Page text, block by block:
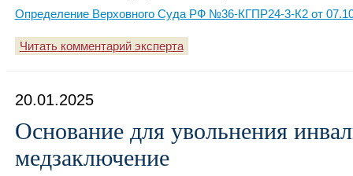
Определение Верховного Суда РФ №36-КГПР24-3-К2 от
Читать комментарий эксперта
20.01.2025
Основание для увольнения
медзаключение